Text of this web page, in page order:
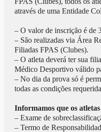
através de uma Entidade
– O valor de inscrição é de
– São realizadas via Área
Filiadas FPAS (Clubes).
– O atleta deverá ter sua
Médico Desportivo válido
– No dia da prova só é
todas as condições
Informamos que os
– Exame de
– Termo de